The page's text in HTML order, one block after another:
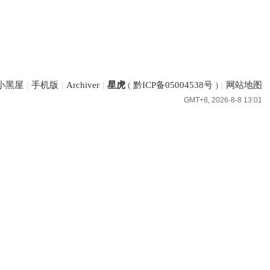
黑屋 | 手机版 | Archiver | 星虎( 黔ICP备05004538号) | 网站地图
GMT+8, 2026-8-8 13:01